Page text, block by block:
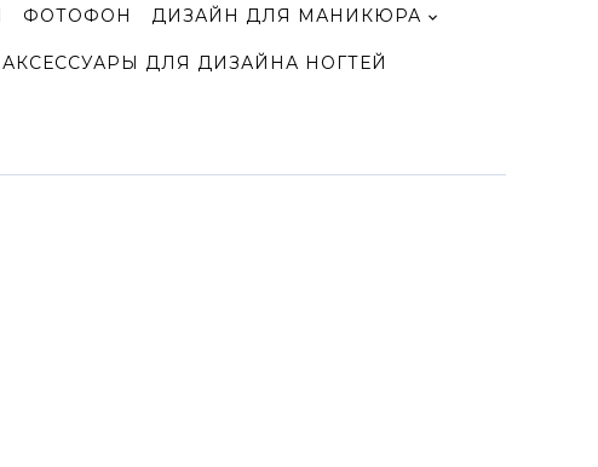
ФОТОФОН ДИЗАЙН ДЛЯ МАНИКЮРА
АКСЕССУАРЫ ДЛЯ ДИЗАЙНА НОГТЕЙ